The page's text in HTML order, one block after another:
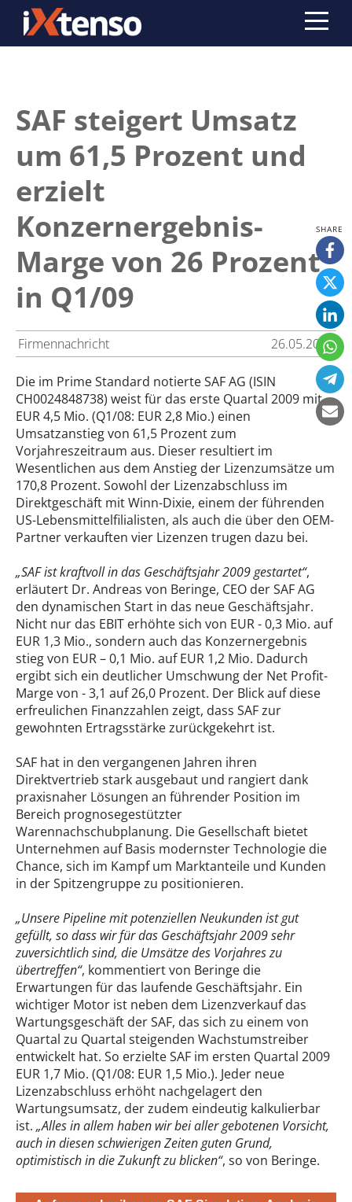
SAF steigert Umsatz
um 61,5 Prozent und
erzielt
Konzernergebnis-
Marge von 26 Prozent
in Q1/09
Firmennachricht 26.05.2009
Die im Prime Standard notierte SAF AG (ISIN
CH0024848738) weist für das erste Quartal 2009 mit
EUR 4,5 Mio. (Q1/08: EUR 2,8 Mio.) einen
Umsatzanstieg von 61,5 Prozent zum
Vorjahreszeitraum aus. Dieser resultiert im
Wesentlichen aus dem Anstieg der Lizenzumsätze um
170,8 Prozent. Sowohl der Lizenzabschluss im
Direktgeschäft mit Winn-Dixie, einem der führenden
US-Lebensmittelfilialisten, als auch die über den OEM-
Partner verkauften vier Lizenzen trugen dazu bei.
„SAF ist kraftvoll in das Geschäftsjahr 2009 gestartet“,
erläutert Dr. Andreas von Beringe, CEO der SAF AG
den dynamischen Start in das neue Geschäftsjahr.
Nicht nur das EBIT erhöhte sich von EUR - 0,3 Mio. auf
EUR 1,3 Mio., sondern auch das Konzernergebnis
stieg von EUR – 0,1 Mio. auf EUR 1,2 Mio. Dadurch
ergibt sich ein deutlicher Umschwung der Net Profit-
Marge von - 3,1 auf 26,0 Prozent. Der Blick auf diese
erfreulichen Finanzzahlen zeigt, dass SAF zur
gewohnten Ertragsstärke zurückgekehrt ist.
SAF hat in den vergangenen Jahren ihren
Direktvertrieb stark ausgebaut und rangiert dank
praxisnaher Lösungen an führender Position im
Bereich prognosegestützter
Warennachschubplanung. Die Gesellschaft bietet
Unternehmen auf Basis modernster Technologie die
Chance, sich im Kampf um Marktanteile und Kunden
in der Spitzengruppe zu positionieren.
„Unsere Pipeline mit potenziellen Neukunden ist gut
gefüllt, so dass wir für das Geschäftsjahr 2009 sehr
zuversichtlich sind, die Umsätze des Vorjahres zu
übertreffen“, kommentiert von Beringe die
Erwartungen für das laufende Geschäftsjahr. Ein
wichtiger Motor ist neben dem Lizenzverkauf das
Wartungsgeschäft der SAF, das sich zu einem von
Quartal zu Quartal steigenden Wachstumstreiber
entwickelt hat. So erzielte SAF im ersten Quartal 2009
EUR 1,7 Mio. (Q1/08: EUR 1,5 Mio.). Jeder neue
Lizenzabschluss erhöht nachgelagert den
Wartungsumsatz, der zudem eindeutig kalkulierbar
ist. „Alles in allem haben wir bei aller gebotenen Vorsicht,
auch in diesen schwierigen Zeiten guten Grund,
optimistisch in die Zukunft zu blicken“, so von Beringe.